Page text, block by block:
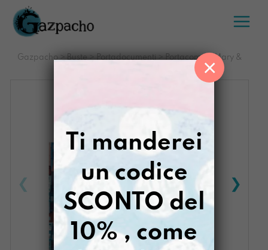
Salta
contenuto
Gazpacho> Buste > Portadocumenti >
Portacompiti Mary &
Ti manderei
un codice
SCONTO del
10% , come
×